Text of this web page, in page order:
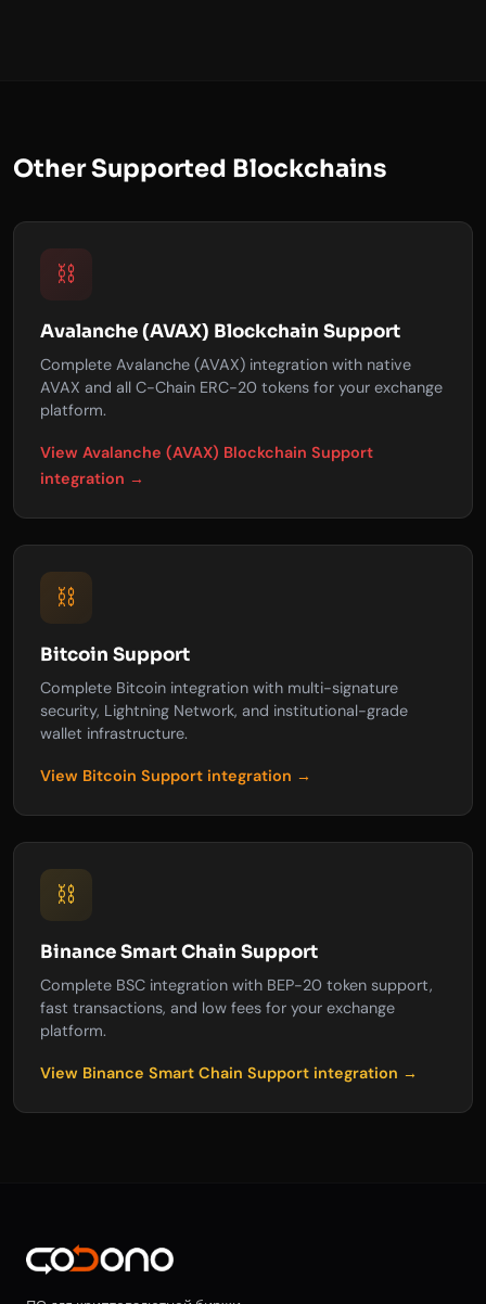
Other Supported Blockchains
⛓️
Avalanche (AVAX) Blockchain Support
Complete Avalanche (AVAX) integration with native
AVAX and all C-Chain ERC-20 tokens for your exchange
platform.
View Avalanche (AVAX) Blockchain Support
integration →
⛓️
Bitcoin Support
Complete Bitcoin integration with multi-signature
security, Lightning Network, and institutional-grade
wallet infrastructure.
View Bitcoin Support integration →
⛓️
Binance Smart Chain Support
Complete BSC integration with BEP-20 token support,
fast transactions, and low fees for your exchange
platform.
View Binance Smart Chain Support integration →